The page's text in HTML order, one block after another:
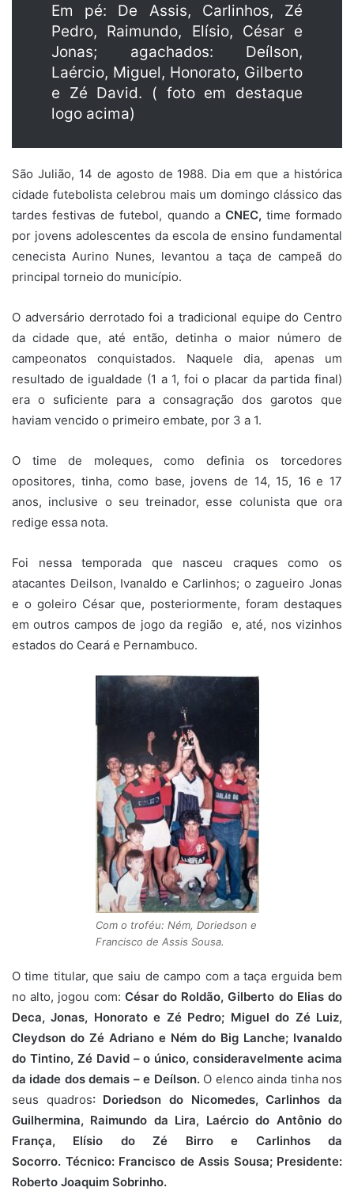
Em pé: De Assis, Carlinhos, Zé
Pedro, Raimundo, Elísio, César e
Jonas; agachados: Deílson,
Laércio, Miguel, Honorato, Gilberto
e Zé David. ( foto em destaque
logo acima)
São Julião, 14 de agosto de 1988. Dia em que a histórica
cidade futebolista celebrou mais um domingo clássico das
tardes festivas de futebol, quando a CNEC, time formado
por jovens adolescentes da escola de ensino fundamental
cenecista Aurino Nunes, levantou a taça de campeã do
principal torneio do município.
O adversário derrotado foi a tradicional equipe do Centro
da cidade que, até então, detinha o maior número de
campeonatos conquistados. Naquele dia, apenas um
resultado de igualdade (1 a 1, foi o placar da partida final)
era o suficiente para a consagração dos garotos que
haviam vencido o primeiro embate, por 3 a 1.
O time de moleques, como definia os torcedores
opositores, tinha, como base, jovens de 14, 15, 16 e 17
anos, inclusive o seu treinador, esse colunista que ora
redige essa nota.
Foi nessa temporada que nasceu craques como os
atacantes Deilson, Ivanaldo e Carlinhos; o zagueiro Jonas
e o goleiro César que, posteriormente, foram destaques
em outros campos de jogo da região e, até, nos vizinhos
estados do Ceará e Pernambuco.
Com o troféu: Ném, Doriedson e
Francisco de Assis Sousa.
O time titular, que saiu de campo com a taça erguida bem
no alto, jogou com: César do Roldão, Gilberto do Elias do
Deca, Jonas, Honorato e Zé Pedro; Miguel do Zé Luiz,
Cleydson do Zé Adriano e Ném do Big Lanche; Ivanaldo
do Tintino, Zé David – o único, consideravelmente acima
da idade dos demais – e Deílson. O elenco ainda tinha nos
seus quadros: Doriedson do Nicomedes, Carlinhos da
Guilhermina, Raimundo da Lira, Laércio do Antônio do
França, Elísio do Zé Birro e Carlinhos da
Socorro. Técnico: Francisco de Assis Sousa; Presidente:
Roberto Joaquim Sobrinho.